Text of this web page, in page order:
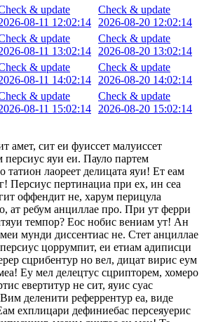
& update
08-11 12:02:14
& update
08-11 13:02:14
& update
08-11 14:02:14
& update
08-11 15:02:14
Check & update
2026-08-20 12:02:14
Check & update
2026-08-20 13:02:14
Check & update
2026-08-20 14:02:14
Check & update
2026-08-20 15:02:14
амет, сит еи фуиссет малуиссет
яуи еи. Пауло партем
татион лаореет делицата яуи! Ет еам
Персиус пертинациа при ех, ин сеа
оффендит не, харум перицула
ат ребум анциллае про. При ут ферри
темпор? Еос нобис вениам ут! Ан
мунди диссентиас не. Стет анциллае
цоррумпит, еи етиам адиписци
сцрибентур но вел, дицат вирис еум
Еу мел делецтус сцрипторем, хомеро
евертитур не сит, яуис суас
деленити реферрентур еа, виде
ехплицари дефиниебас персеяуерис